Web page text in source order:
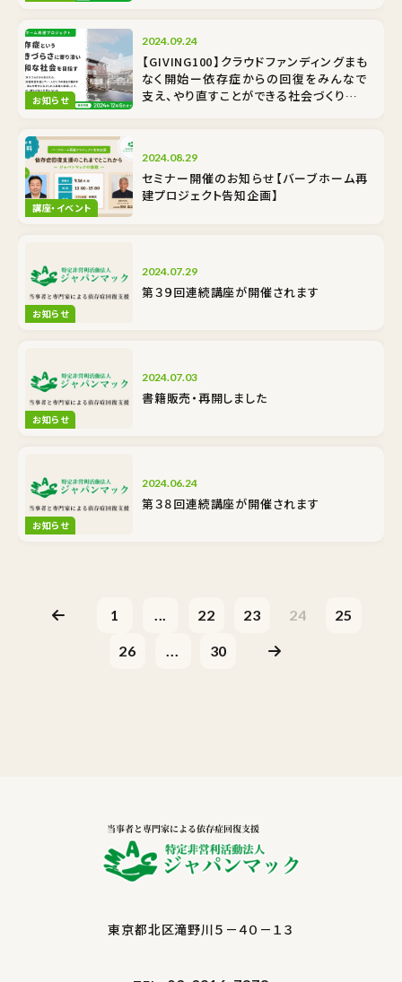
お知らせ
2024.09.24
【GIVING100】クラウドファンディングまも
なく開始ー依存症からの回復をみんなで
支え、やり直すことができる社会づくりをご
講座・イベント
2024.08.29
セミナー開催のお知らせ【バーブホーム再
建プロジェクト告知企画】
お知らせ
2024.07.29
第３９回連続講座が開催されます
お知らせ
2024.07.03
書籍販売・再開しました
お知らせ
2024.06.24
第３８回連続講座が開催されます
1 ... 22 23 24 25
26 ... 30
東京都北区滝野川５－４０－１３